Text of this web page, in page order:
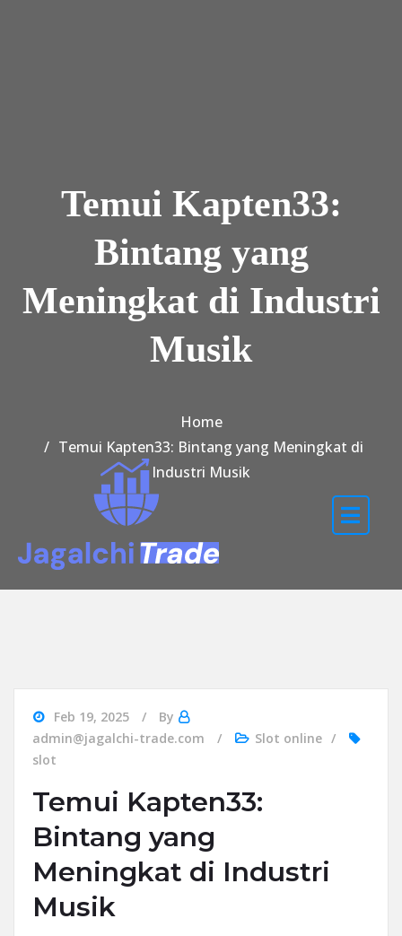
Temui Kapten33:
Bintang yang
Meningkat di Industri
Musik
Home
Temui Kapten33: Bintang yang Meningkat di
Industri Musik
Feb 19, 2025
By
admin@jagalchi-trade.com
Slot online
slot
Temui Kapten33:
Bintang yang
Meningkat di Industri
Musik